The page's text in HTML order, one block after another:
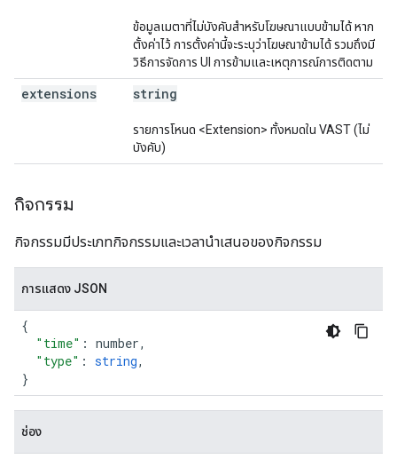
ข้อมูลเมตาที่ไม่บังคับสําหรับโฆษณาแบบข้ามได้ หาก
ตั้งค่าไว้ การตั้งค่านี้จะระบุว่าโฆษณาข้ามได้ รวมถึงมี
วิธีการจัดการ UI การข้ามและเหตุการณ์การติดตาม
extensions string
รายการโหนด <Extension> ทั้งหมดใน VAST (ไม่
บังคับ)
กิจกรรม
กิจกรรมมีประเภทกิจกรรมและเวลานำเสนอของกิจกรรม
การแสดง JSON
{
"time" : number,
"type" : string,
}
ช่อง